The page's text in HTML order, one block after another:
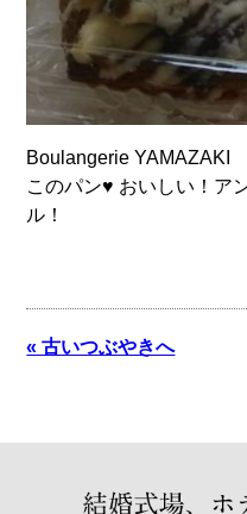
Boulangerie YAMAZAKI
このパン♥ おいしい！ア
ル！
« 古いつぶやきへ